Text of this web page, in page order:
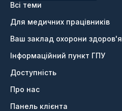
Всі теми
Для медичних працівників
Ваш заклад охорони здоров'я
Інформаційний пункт ГПУ
Доступність
Про нас
Панель клієнта